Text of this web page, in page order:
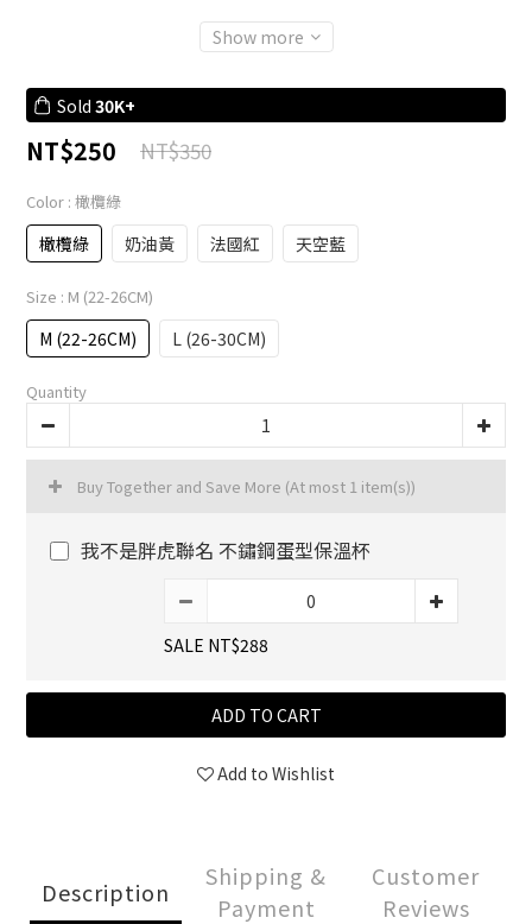
Show more
Sold 30K+
NT$250 NT$350
Color : 橄欖綠
橄欖綠 奶油黃 法國紅 天空藍
Size : M (22-26CM)
M (22-26CM) L (26-30CM)
Quantity
Buy Together and Save More (At most 1 item(s))
我不是胖虎聯名 不鏽鋼蛋型保溫杯
SALE NT$288
ADD TO CART
Add to Wishlist
Description
Shipping &
Payment
Customer
Reviews